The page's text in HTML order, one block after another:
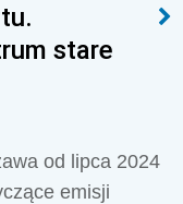
stare
od lipca 2024
emisji